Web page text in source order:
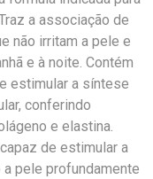
a associação de
não irritam a pele e
e à noite. Contém
estimular a síntese
conferindo
e elastina.
de estimular a
pele profundamente